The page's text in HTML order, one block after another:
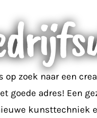
op zoek naar een
goede adres! Een
kunsttechniek